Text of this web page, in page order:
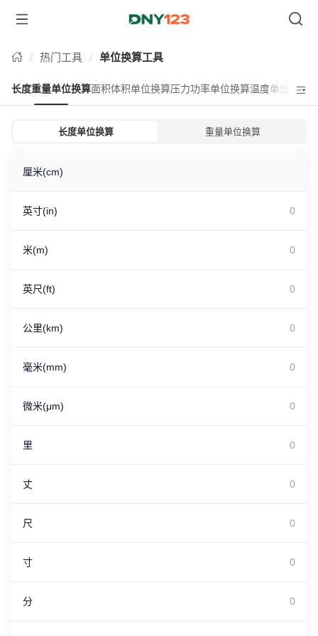
热门工具 单位换算工具
长度重量单位换算面积体积单位换算压力功率单位换算温度单位换算
长度单位换算 重量单位换算
厘米(cm)
英寸(in)
米(m)
英尺(ft)
公里(km)
毫米(mm)
微米(μm)
里
丈
尺
寸
分